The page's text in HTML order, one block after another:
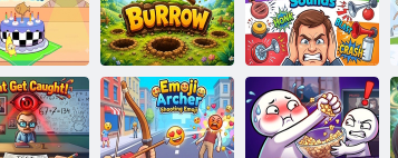
del gatto:
Tana
Suoni di scherzi
divertenti